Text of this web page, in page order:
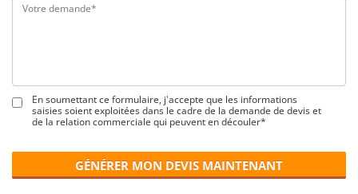
En soumettant ce formulaire, j'accepte que les informations
saisies soient exploitées dans le cadre de la demande de devis et
de la relation commerciale qui peuvent en découler*
GÉNÉRER MON DEVIS MAINTENANT